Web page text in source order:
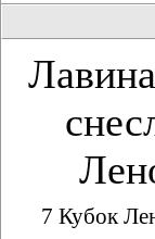
7 Кубок